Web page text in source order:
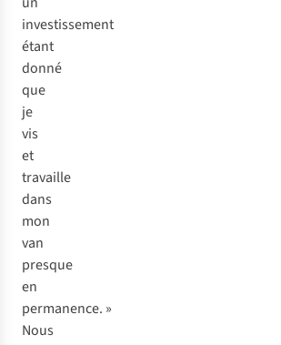
investissement
étant
donné
que
je
vis
et
travaille
dans
mon
van
presque
en
permanence. »
Nous